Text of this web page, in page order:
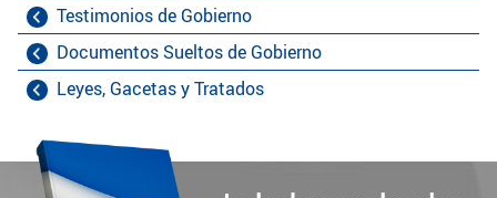
Testimonios de Gobierno
Documentos Sueltos de Gobierno
Leyes, Gacetas y Tratados